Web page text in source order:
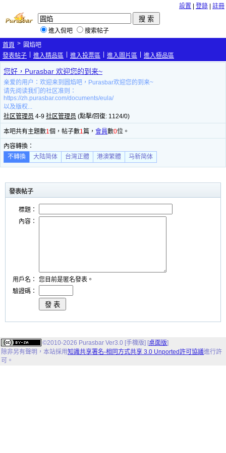
設置 登錄 註冊
進入侃吧
搜索帖子
首頁 > 圓焰吧
發表帖子
進入精品區 進入投票區 進入圖片區 進入極品區
您好，Purasbar 欢迎您的到来~
亲爱的用户：欢迎来到圆焰吧，Purasbar欢迎您的到来~
请先阅读我们的社区准则：
https://zh.purasbar.com/documents/eula/
以及版权...
社区管理员 4-9 社区管理员 (點擊/回復: 1124/0)
本吧共有主題數1個，帖子數1篇， 會員數0位。
內容轉換：
不轉換
大陆简体 台灣正體 港澳繁體 马新简体
發表帖子
標題：
內容：
用戶名：
您目前是匿名發表。
驗證碼：
©2010-2026 Purasbar Ver3.0 [手機版] [桌面版]
除非另有聲明， 本站採用知識共享署名-相同方式共享 3.0 Unported許可協議進行許
可。